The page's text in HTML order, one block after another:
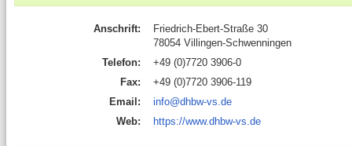
Anschrift:
Friedrich-Ebert-Straße 30
78054 Villingen-Schwenningen
Telefon:
+49 (0)7720 3906-0
Fax:
+49 (0)7720 3906-119
Email:
info@dhbw-vs.de
Web:
https://www.dhbw-vs.de